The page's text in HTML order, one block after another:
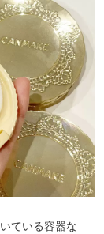
ている容器な